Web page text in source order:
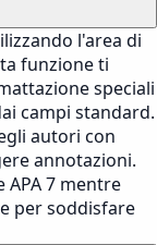
l'area di
funzione ti
speciali
campi standard.
autori con
annotazioni.
7 mentre
per soddisfare